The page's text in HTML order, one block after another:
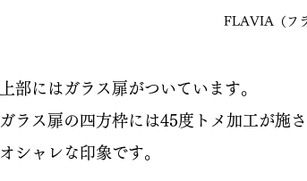
FLAVIA（フ
上部にはガラス扉がついています。
ガラス扉の四方枠には45度トメ加工が施さ
オシャレな印象です。